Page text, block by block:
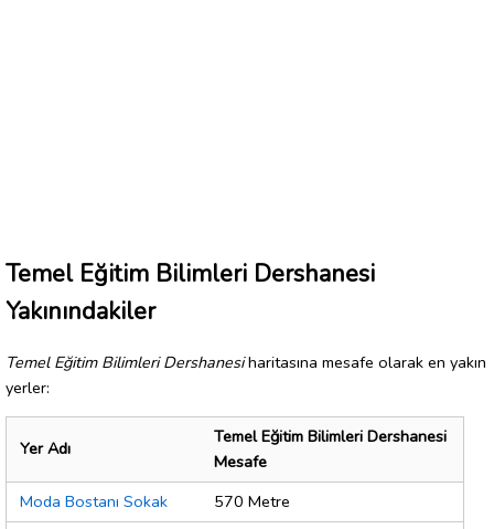
Temel Eğitim Bilimleri Dershanesi
Yakınındakiler
Temel Eğitim Bilimleri Dershanesiharitasına mesafe olarak en yakın
yerler:
Yer Adı
Temel Eğitim Bilimleri Dershanesi
Mesafe
Moda Bostanı Sokak
570 Metre